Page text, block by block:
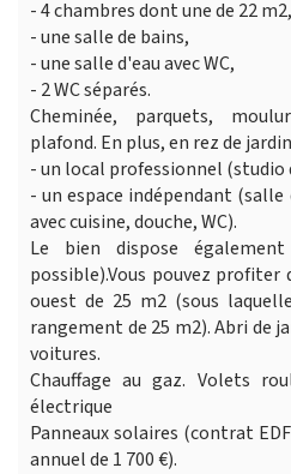
- 4 chambres dont une de 22 m2,
- une salle de bains,
- une salle d'eau avec WC,
- 2 WC séparés.
Cheminée, parquets,
plafond. En plus, en rez de
- un local professionnel (studio
- un espace indépendant (salle
avec cuisine, douche, WC).
Le bien dispose
possible).Vous pouvez profiter
ouest de 25 m2 (sous
rangement de 25 m2). Abri de
voitures.
Chauffage au gaz. Volets
électrique
Panneaux solaires (contrat
annuel de 1 700 €).